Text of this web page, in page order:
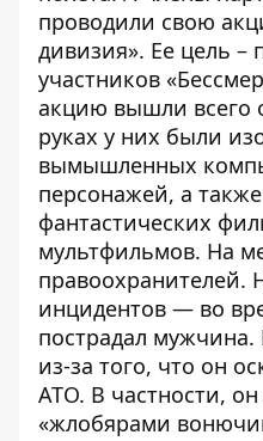
проводили свою
дивизия». Ее цель –
участников
акцию вышли всего
руках у них были
вымышленных
персонажей, а
фантастических
мультфильмов. На
правоохранителей.
инцидентов — во
пострадал мужчина.
из-за того, что он
АТО. В частности,
«жлобярами